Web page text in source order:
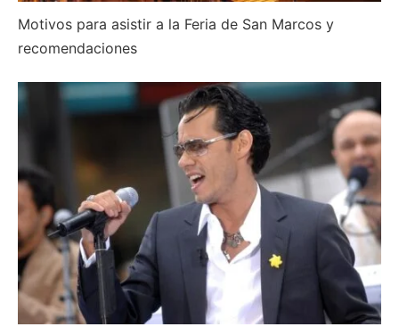
Motivos para asistir a la Feria de San Marcos y
recomendaciones